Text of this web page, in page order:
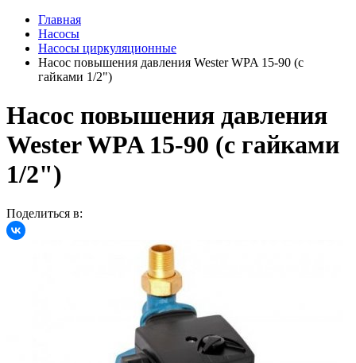
Главная
Насосы
Насосы циркуляционные
Насос повышения давления Wester WPA 15-90 (с
гайками 1/2")
Насос повышения давления
Wester WPA 15-90 (с гайками
1/2")
Поделиться в: